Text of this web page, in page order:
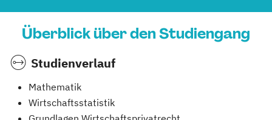
Überblick über den Studiengang
Studienverlauf
Mathematik
Wirtschaftsstatistik